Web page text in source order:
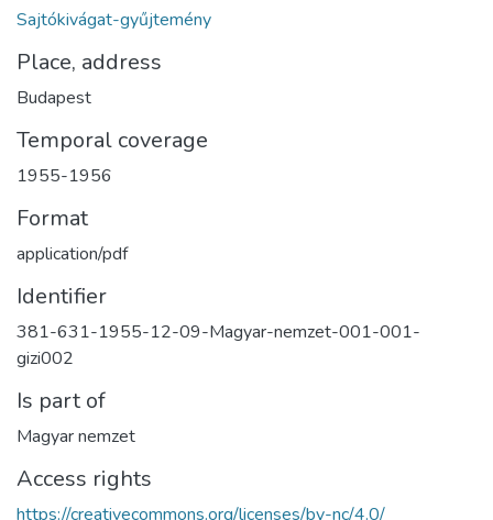
Sajtókivágat-gyűjtemény
Place, address
Budapest
Temporal coverage
1955-1956
Format
application/pdf
Identifier
381-631-1955-12-09-Magyar-nemzet-001-001-
gizi002
Is part of
Magyar nemzet
Access rights
https://creativecommons.org/licenses/by-nc/4.0/